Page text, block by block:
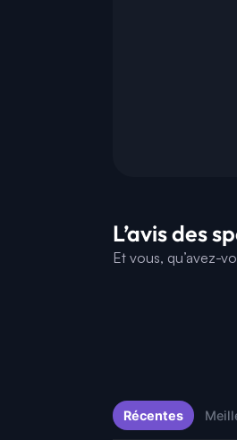
L’avis des
Et vous, qu’avez-
Récentes